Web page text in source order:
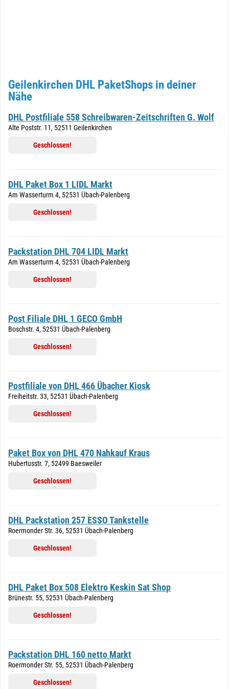
Geilenkirchen DHL PaketShops in deiner
Nähe
DHL Postfiliale 558 Schreibwaren-Zeitschriften G. Wolf
Alte Poststr. 11, 52511 Geilenkirchen
Geschlossen!
DHL Paket Box 1 LIDL Markt
Am Wasserturm 4, 52531 Übach-Palenberg
Geschlossen!
Packstation DHL 704 LIDL Markt
Am Wasserturm 4, 52531 Übach-Palenberg
Geschlossen!
Post Filiale DHL 1 GECO GmbH
Boschstr. 4, 52531 Übach-Palenberg
Geschlossen!
Postfiliale von DHL 466 Übacher Kiosk
Freiheitstr. 33, 52531 Übach-Palenberg
Geschlossen!
Paket Box von DHL 470 Nahkauf Kraus
Hubertusstr. 7, 52499 Baesweiler
Geschlossen!
DHL Packstation 257 ESSO Tankstelle
Roermonder Str. 36, 52531 Übach-Palenberg
Geschlossen!
DHL Paket Box 508 Elektro Keskin Sat Shop
Brünestr. 55, 52531 Übach-Palenberg
Geschlossen!
Packstation DHL 160 netto Markt
Roermonder Str. 55, 52531 Übach-Palenberg
Geschlossen!